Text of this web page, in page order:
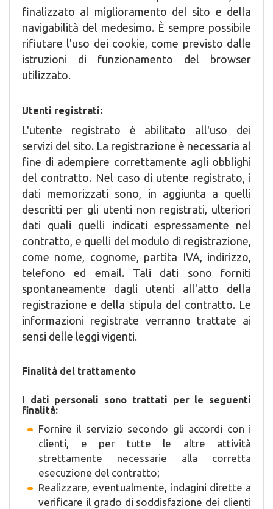
finalizzato al miglioramento del sito e della
navigabilità del medesimo. È sempre possibile
rifiutare l'uso dei cookie, come previsto dalle
istruzioni di funzionamento del browser
utilizzato.
Utenti registrati:
L'utente registrato è abilitato all'uso dei
servizi del sito. La registrazione è necessaria al
fine di adempiere correttamente agli obblighi
del contratto. Nel caso di utente registrato, i
dati memorizzati sono, in aggiunta a quelli
descritti per gli utenti non registrati, ulteriori
dati quali quelli indicati espressamente nel
contratto, e quelli del modulo di registrazione,
come nome, cognome, partita IVA, indirizzo,
telefono ed email. Tali dati sono forniti
spontaneamente dagli utenti all'atto della
registrazione e della stipula del contratto. Le
informazioni registrate verranno trattate ai
sensi delle leggi vigenti.
Finalità del trattamento
I dati personali sono trattati per le seguenti
finalità:
Fornire il servizio secondo gli accordi con i
clienti, e per tutte le altre attività
strettamente necessarie alla corretta
esecuzione del contratto;
Realizzare, eventualmente, indagini dirette a
verificare il grado di soddisfazione dei clienti